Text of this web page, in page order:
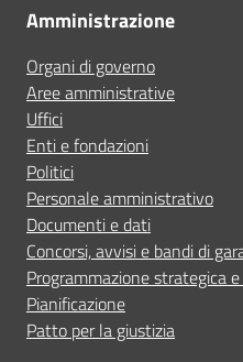
Amministrazione
Organi di governo
Aree amministrative
Uffici
Enti e fondazioni
Politici
Personale amministrativo
Documenti e dati
Concorsi, avvisi e bandi di
Programmazione strategica
Pianificazione
Patto per la giustizia